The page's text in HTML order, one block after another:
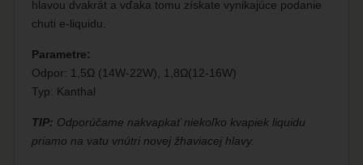
hlavou dvakrát a vďaka tomu získate vynikajúce podanie
chuti e-liquidu.
Parametre:
Odpor: 1,5Ω (14W-22W), 1,8Ω(12-16W)
Typ: Kanthal
TIP: Odporúčame nakvapkať niekoľko kvapiek liquidu
priamo na vatu vnútri novej žhaviacej hlavy.